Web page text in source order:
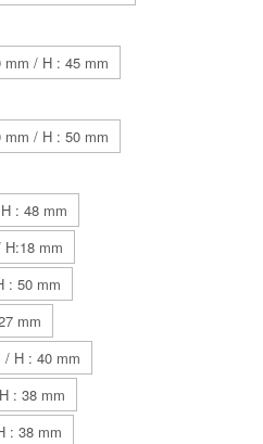
mm / H : 45 mm
mm / H : 50 mm
: 48 mm
mm
: 50 mm
mm
/ H : 40 mm
: 38 mm
: 38 mm